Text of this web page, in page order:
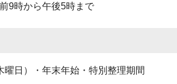
9時から午後5時まで
曜日）・年末年始・特別整理期間